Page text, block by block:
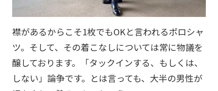
襟があるからこそ1枚でもOKと言われるポロシャ
ツ。そして、その着こなしについては常に物議を
醸しております。「タックインする、もしくは、
しない」論争です。とは言っても、大半の男性が